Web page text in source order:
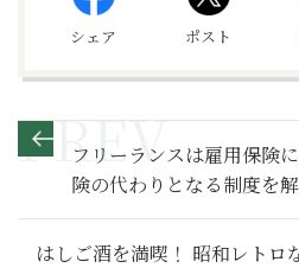
シェア ポスト
フリーランスは雇用保険
険の代わりとなる制度を
ー】
はしご酒を満喫！ 昭和レトロ